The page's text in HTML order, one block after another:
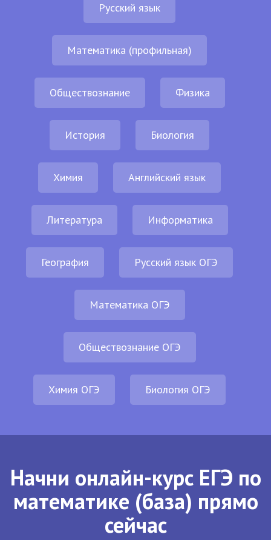
Русский язык
Математика (профильная)
Обществознание Физика
История Биология
Химия Английский язык
Литература Информатика
География Русский язык ОГЭ
Математика ОГЭ
Обществознание ОГЭ
Химия ОГЭ Биология ОГЭ
Начни онлайн-курс ЕГЭ по
математике (база) прямо
сейчас